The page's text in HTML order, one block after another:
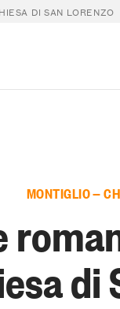
DI SAN LORENZO
MONTIGLIO —
di